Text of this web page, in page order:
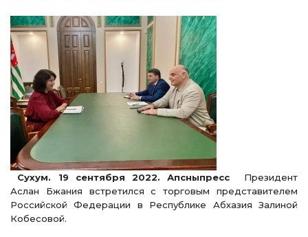
Сухум. 19 сентября 2022. Апсныпресс Президент
Аслан Бжания встретился с торговым представителем
Российской Федерации в Республике Абхазия Залиной
Кобесовой.